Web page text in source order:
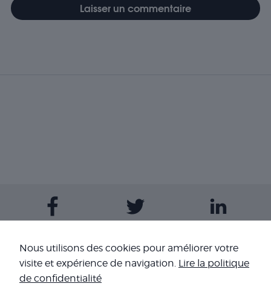
Contactez-nous
Nous utilisons des cookies pour améliorer votre
visite et expérience de navigation. Lire la politique
de confidentialité